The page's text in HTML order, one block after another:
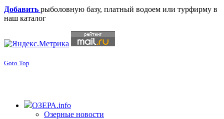
Добавить рыболовную базу, платный водоем или турфирму в
наш каталог
Goto Top
ОЗЕРА.info
Озерные новости